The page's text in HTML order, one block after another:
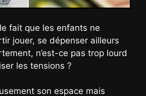
fait que les enfants ne
jouer, se dépenser ailleurs
n’est-ce pas trop lourd
les tensions ?
son espace mais